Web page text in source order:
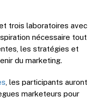
trois laboratoires avec
nécessaire tout
les stratégies et
du marketing.
, les participants auront
marketeurs pour